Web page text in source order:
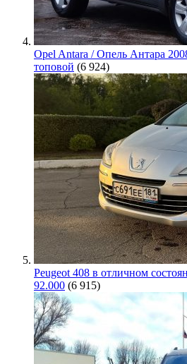
Opel Antara / Опель Антара
топовой (6 924)
Peugeot 408 в отличном
92.000 (6 915)